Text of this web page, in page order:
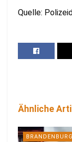
Quelle:
Ähnliche
BRANDENBURG